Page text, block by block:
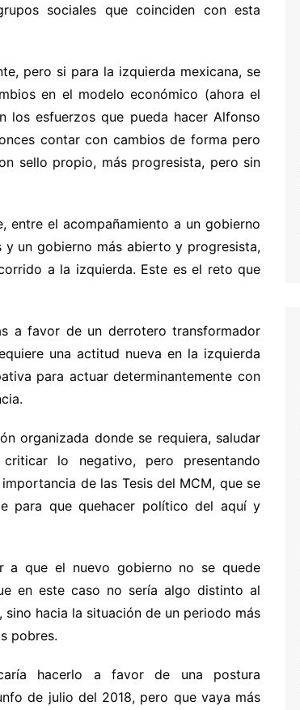
sociales que coinciden con esta
pero si para la izquierda mexicana, se
en el modelo económico (ahora el
los esfuerzos que pueda hacer Alfonso
contar con cambios de forma pero
sello propio, más progresista, pero sin
entre el acompañamiento a un gobierno
un gobierno más abierto y progresista,
a la izquierda. Este es el reto que
a favor de un derrotero transformador
una actitud nueva en la izquierda
para actuar determinantemente con
organizada donde se requiera, saludar
lo negativo, pero presentando
de las Tesis del MCM, que se
para que quehacer político del aquí y
a que el nuevo gobierno no se quede
en este caso no sería algo distinto al
hacia la situación de un periodo más
pobres.
hacerlo a favor de una postura
de julio del 2018, pero que vaya más